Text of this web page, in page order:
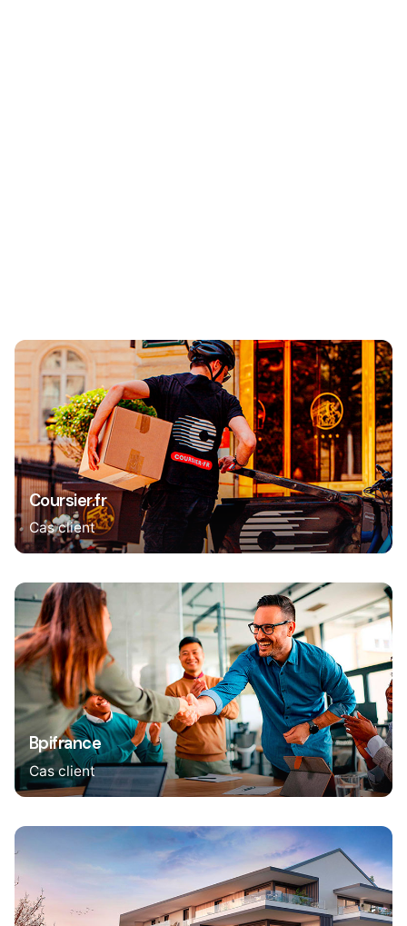
Coursier.fr
Cas client
Bpifrance
Cas client